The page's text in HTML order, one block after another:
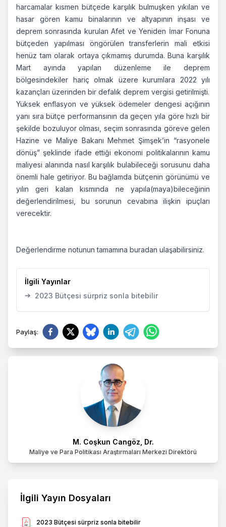
M. Coşkun Cangöz, Dr.
Maliye ve Para Politikası Araştırmaları Merkezi Direktörü
İlgili Yayın Dosyaları
2023 Bütçesi sürpriz sonla bitebilir
harcamalar kısmen bütçede karşılık bulmuşken yıkılan ve
hasar gören kamu binalarının ve altyapının inşası ve
deprem sonrasında kurulan Afet ve Yeniden İmar Fonuna
bütçeden yapılması öngörülen transferlerin mali etkisi
henüz tam olarak ortaya çıkmamış durumda. Buna karşılık
Mart ayında yapılan düzenleme ile deprem
bölgesindekiler hariç olmak üzere kurumlara 2022 yılı
kazançları üzerinden bir defalık deprem vergisi getirilmişti.
Yüksek enflasyon ve yüksek ödemeler dengesi açığının
yanı sıra bütçe performansının da geçen yıla göre hızlı bir
şekilde bozuluyor olması, seçim sonrasında göreve gelen
Hazine ve Maliye Bakanı Mehmet Şimşek’in “rasyonele
dönüş” şeklinde ifade ettiği ekonomi politikalarının kamu
maliyesi alanında nasıl karşılık bulabileceği sorusunu daha
önemli hale getiriyor. Bu bağlamda bütçenin görünümü ve
yılın geri kalan kısmında ne yapıla(maya)bileceğinin
değerlendirilmesi, bu sorunun cevabına ilişkin ipuçları
verecektir.
Değerlendirme notunun tamamına buradan ulaşabilirsiniz.
İlgili Yayınlar
➔ 2023 Bütçesi sürpriz sonla bitebilir
Paylaş: